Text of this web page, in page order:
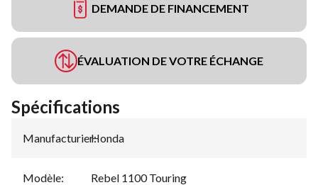
DEMANDE DE FINANCEMENT
ÉVALUATION DE VOTRE ÉCHANGE
Spécifications
Manufacturier:
Honda
Modèle: Rebel 1100 Touring